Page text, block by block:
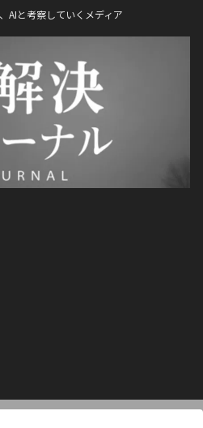
AIと考察していくメディア